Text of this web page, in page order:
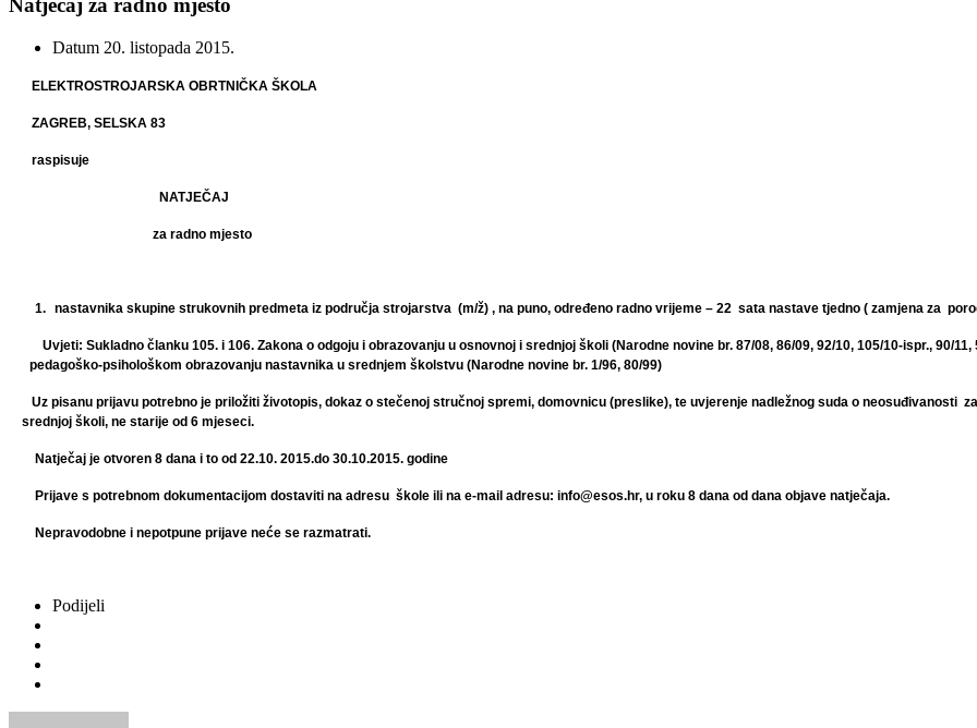
Natječaj za radno mjesto
Datum 20. listopada 2015.
ELEKTROSTROJARSKA OBRTNIČKA ŠKOLA
ZAGREB, SELSKA 83
raspisuje
NATJEČAJ
za radno mjesto
1. nastavnika skupine strukovnih predmeta iz područja strojarstva (m/ž) , na puno, određeno radno vrijeme – 22 sata nastave tjedno ( zamjena za
Uvjeti: Sukladno članku 105. i 106. Zakona o odgoju i obrazovanju u osnovnoj i srednjoj školi (Narodne novine br. 87/08, 86/09, 92/10, 105/10-ispr., 90/
pedagoško-psihološkom obrazovanju nastavnika u srednjem školstvu (Narodne novine br. 1/96, 80/99)
Uz pisanu prijavu potrebno je priložiti životopis, dokaz o stečenoj stručnoj spremi, domovnicu (preslike), te uvjerenje nadležnog suda o neosuđivanosti
srednjoj školi, ne starije od 6 mjeseci.
Natječaj je otvoren 8 dana i to od 22.10. 2015.do 30.10.2015. godine
Prijave s potrebnom dokumentacijom dostaviti na adresu škole ili na e-mail adresu: info@esos.hr, u roku 8 dana od dana objave natječaja.
Nepravodobne i nepotpune prijave neće se razmatrati.
Podijeli